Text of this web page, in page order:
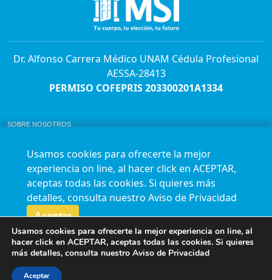
Dr. Alfonso Carrera Médico UNAM Cédula Profesional
AESSA-28413
PERMISO COFEPRIS 203300201A1334
SOBRE NOSOTROS
AVISO DE PRIVACIDAD
Horario de atención para citas e informes:
Lunes a sábado de 7:00am a 9:00pm
Agenda en línea
24/7 aquí
Síguenos en nuestras redes
Usamos cookies para ofrecerte la mejor
experiencia on line, al hacer click en ACEPTAR,
aceptas todas las cookies. Si quieres más
detalles, consulta nuestro Aviso de Privacidad
Aceptar
Usamos cookies para ofrecerte la mejor experiencia on line, al
hacer click en ACEPTAR, aceptas todas las cookies. Si quieres
más detalles, consulta nuestro Aviso de Privacidad
Aceptar